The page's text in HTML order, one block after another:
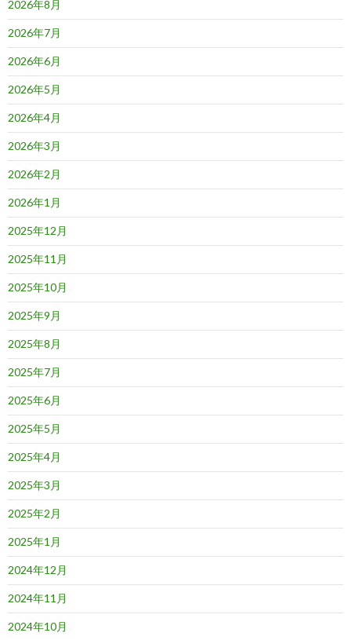
2026年8月
2026年7月
2026年6月
2026年5月
2026年4月
2026年3月
2026年2月
2026年1月
2025年12月
2025年11月
2025年10月
2025年9月
2025年8月
2025年7月
2025年6月
2025年5月
2025年4月
2025年3月
2025年2月
2025年1月
2024年12月
2024年11月
2024年10月